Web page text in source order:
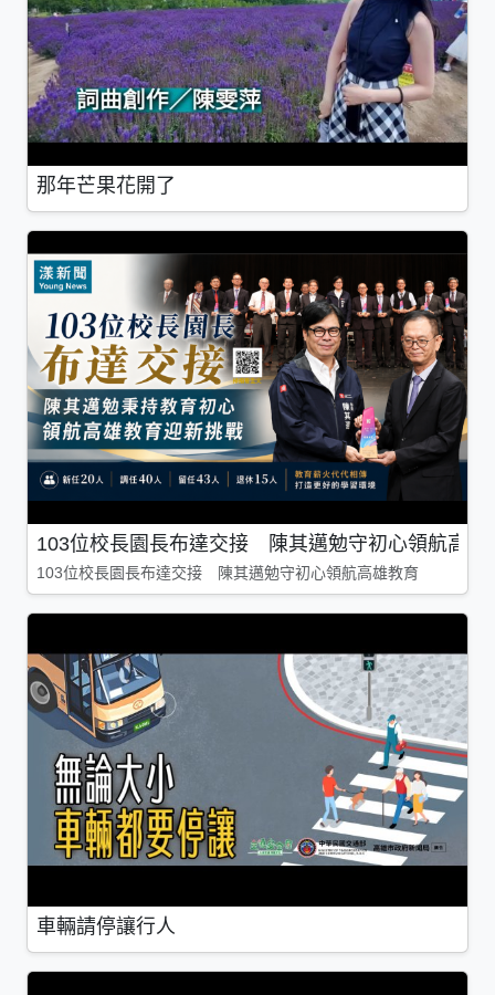
那年芒果花開了
103位校長園長布達交接 陳其邁勉守初心領航高雄
103位校長園長布達交接 陳其邁勉守初心領航高雄教育
車輛請停讓行人